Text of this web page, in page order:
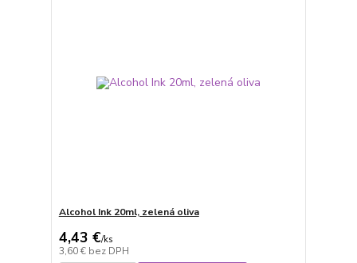
Alcohol Ink 20ml, zelená oliva
4,43 €/ks
3,60 € bez DPH